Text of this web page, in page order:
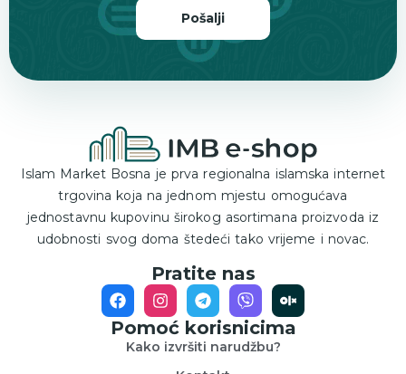
Pošalji
Islam Market Bosna je prva regionalna islamska internet
trgovina koja na jednom mjestu omogućava
jednostavnu kupovinu širokog asortimana proizvoda iz
udobnosti svog doma štedeći tako vrijeme i novac.
Pratite nas
Pomoć korisnicima
Kako izvršiti narudžbu?